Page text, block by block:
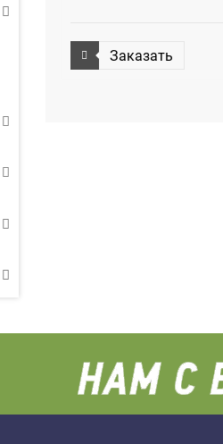
Заказать